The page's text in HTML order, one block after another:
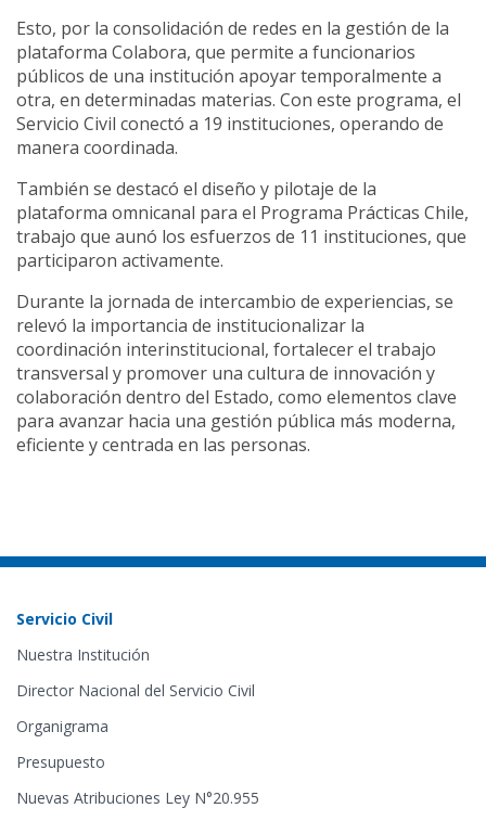
Esto, por la consolidación de redes en la gestión de la
plataforma Colabora, que permite a funcionarios
públicos de una institución apoyar temporalmente a
otra, en determinadas materias. Con este programa, el
Servicio Civil conectó a 19 instituciones, operando de
manera coordinada.
También se destacó el diseño y pilotaje de la
plataforma omnicanal para el Programa Prácticas Chile,
trabajo que aunó los esfuerzos de 11 instituciones, que
participaron activamente.
Durante la jornada de intercambio de experiencias, se
relevó la importancia de institucionalizar la
coordinación interinstitucional, fortalecer el trabajo
transversal y promover una cultura de innovación y
colaboración dentro del Estado, como elementos clave
para avanzar hacia una gestión pública más moderna,
eficiente y centrada en las personas.
Servicio Civil
Nuestra Institución
Director Nacional del Servicio Civil
Organigrama
Presupuesto
Nuevas Atribuciones Ley N°20.955